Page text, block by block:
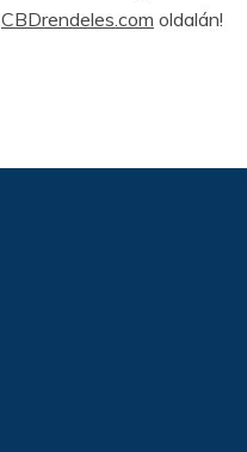
CBDrendeles.com oldalán!